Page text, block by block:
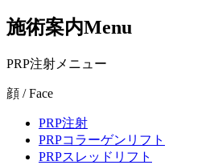
施術案内Menu
PRP注射メニュー
顔 / Face
PRP注射
PRPコラーゲンリフト
PRPスレッドリフト